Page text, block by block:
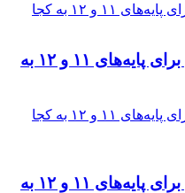
مصوبه تاثیر قطعی معدل برای پایه‌های ۱۱ و ۱۲ به
مصوبه تاثیر قطعی معدل برای پایه‌های ۱۱ و ۱۲ به